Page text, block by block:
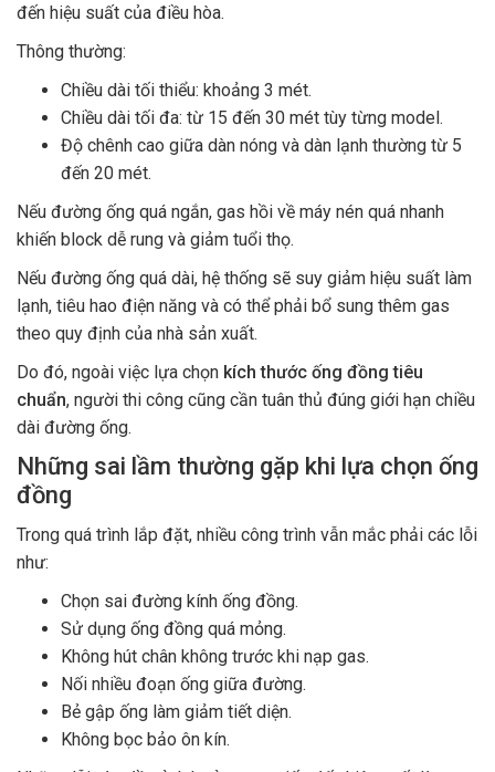
đến hiệu suất của điều hòa.
Thông thường:
Chiều dài tối thiểu: khoảng 3 mét.
Chiều dài tối đa: từ 15 đến 30 mét tùy từng model.
Độ chênh cao giữa dàn nóng và dàn lạnh thường từ 5
đến 20 mét.
Nếu đường ống quá ngắn, gas hồi về máy nén quá nhanh
khiến block dễ rung và giảm tuổi thọ.
Nếu đường ống quá dài, hệ thống sẽ suy giảm hiệu suất làm
lạnh, tiêu hao điện năng và có thể phải bổ sung thêm gas
theo quy định của nhà sản xuất.
Do đó, ngoài việc lựa chọn kích thước ống đồng tiêu
chuẩn, người thi công cũng cần tuân thủ đúng giới hạn chiều
dài đường ống.
Những sai lầm thường gặp khi lựa chọn ống
đồng
Trong quá trình lắp đặt, nhiều công trình vẫn mắc phải các lỗi
như:
Chọn sai đường kính ống đồng.
Sử dụng ống đồng quá mỏng.
Không hút chân không trước khi nạp gas.
Nối nhiều đoạn ống giữa đường.
Bẻ gập ống làm giảm tiết diện.
Không bọc bảo ôn kín.